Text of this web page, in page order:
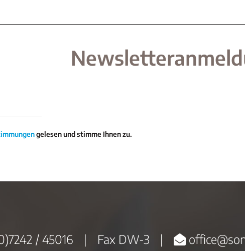
gelesen und stimme Ihnen zu.
/ 45016 | Fax DW-3 |